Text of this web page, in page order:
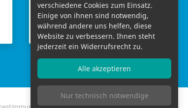
Chefarzt
verschiedene Cookies zum Einsatz.
Einige von ihnen sind notwendig,
während andere uns helfen, diese
Website zu verbessern. Ihnen steht
jederzeit ein Widerrufsrecht zu.
Nur technisch notwendige
Alle akzeptieren